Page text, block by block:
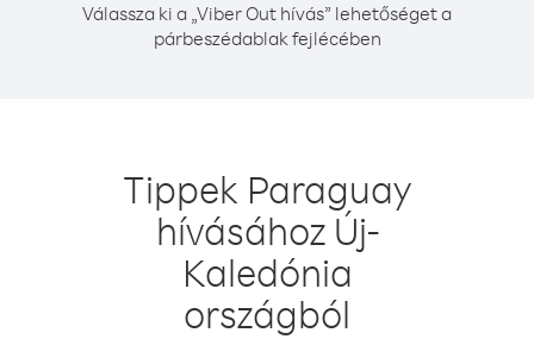
Válassza ki a „Viber Out hívás” lehetőséget a
párbeszédablak fejlécében
Tippek Paraguay
hívásához Új-
Kaledónia
országból